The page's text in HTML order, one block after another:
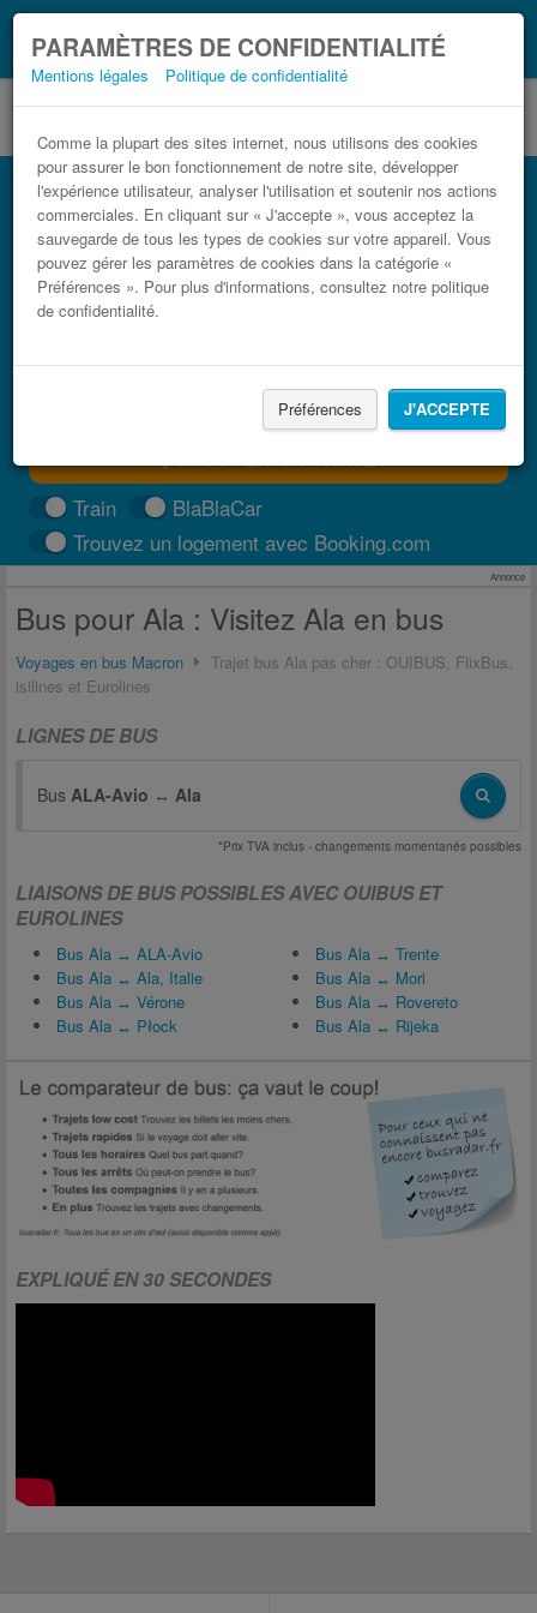
PARAMÈTRES DE CONFIDENTIALITÉ
Mentions légales Politique de confidentialité
Comme la plupart des sites internet, nous utilisons des cookies
pour assurer le bon fonctionnement de notre site, développer
l'expérience utilisateur, analyser l'utilisation et soutenir nos actions
commerciales. En cliquant sur « J'accepte », vous acceptez la
sauvegarde de tous les types de cookies sur votre appareil. Vous
pouvez gérer les paramètres de cookies dans la catégorie «
Préférences ». Pour plus d'informations, consultez notre politique
de confidentialité.
Préférences J'ACCEPTE
Coronavirus (COVID-19):Ce que vous devez
savoir, lorsque vous voyagez
Bus Ala pas cher
Trouvez votre billet de bus moins cher
TROUVER UN TRAJET
Train
BlaBlaCar
Trouvez un logement avec Booking.com
Annonce
Bus pour Ala : Visitez Ala en bus
Voyages en bus Macron
Trajet bus Ala pas cher : OUIBUS, FlixBus,
isilines et Eurolines
LIGNES DE BUS
Bus ALA-Avio ↔ Ala
*Prix TVA inclus - changements momentanés possibles
LIAISONS DE BUS POSSIBLES AVEC OUIBUS ET
EUROLINES
Bus Ala ↔ ALA-Avio
Bus Ala ↔ Ala, Italie
Bus Ala ↔ Vérone
Bus Ala ↔ Płock
Bus Ala ↔ Trente
Bus Ala ↔ Mori
Bus Ala ↔ Rovereto
Bus Ala ↔ Rijeka
EXPLIQUÉ EN 30 SECONDES